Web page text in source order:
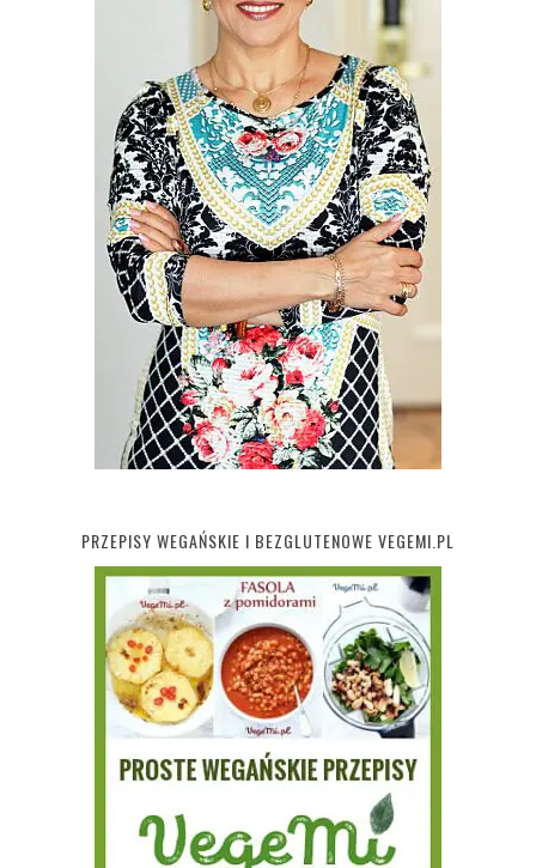
PRZEPISY WEGAŃSKIE I BEZGLUTENOWE VEGEMI.PL